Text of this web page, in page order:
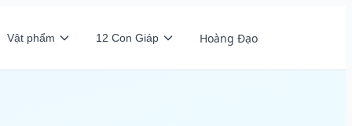
Vật phẩm 12 Con Giáp Hoàng Đạo